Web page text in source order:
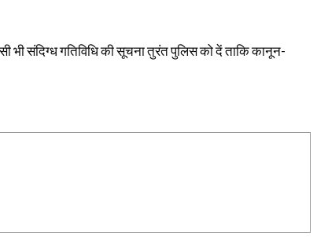
भी संदिग्ध गतिविधि की सूचना तुरंत पुलिस को दें ताकि कानून-